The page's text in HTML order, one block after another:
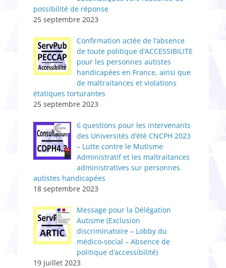
possibilité de réponse
25 septembre 2023
Confirmation actée de l’absence
de toute politique d’ACCESSIBILITE
pour les personnes autistes
handicapées en France, ainsi que
de maltraitances et violations
étatiques torturantes
25 septembre 2023
6 questions pour les intervenants
des Universités d’été CNCPH 2023
– Lutte contre le Mutisme
Administratif et les maltraitances
administratives sur personnes
autistes handicapées
18 septembre 2023
Message pour la Délégation
Autisme (Exclusion
discriminatoire – Lobby du
médico-social – Absence de
politique d’accessibilité)
19 juillet 2023